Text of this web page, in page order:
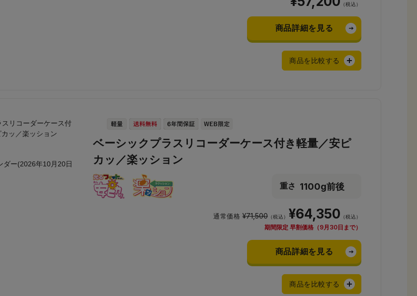
（税込）
商品詳細を見る
商品を比較する
ダー(2026年10月20日
ベーシックプラスリコーダーケース付き軽量／安ピ
カッ／楽ッション
重さ 1100g前後
通常価格¥71,500（税込） ¥64,350 （税込）
期間限定 早割価格（9月30日まで）
商品詳細を見る
商品を比較する